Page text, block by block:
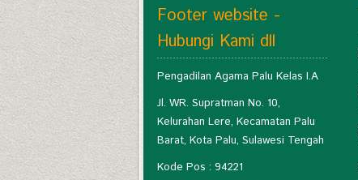
Footer website -
Hubungi Kami dll
Pengadilan Agama Palu Kelas I.A
Jl. WR. Supratman No. 10,
Kelurahan Lere, Kecamatan Palu
Barat, Kota Palu, Sulawesi Tengah
Kode Pos : 94221